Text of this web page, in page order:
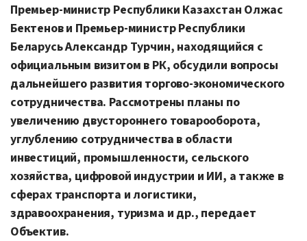
Премьер-министр Республики Казахстан Олжас
Бектенов и Премьер-министр Республики
Беларусь Александр Турчин, находящийся с
официальным визитом в РК, обсудили вопросы
дальнейшего развития торгово-экономического
сотрудничества. Рассмотрены планы по
увеличению двустороннего товарооборота,
углублению сотрудничества в области
инвестиций, промышленности, сельского
хозяйства, цифровой индустрии и ИИ, а также в
сферах транспорта и логистики,
здравоохранения, туризма и др., передает
Объектив.